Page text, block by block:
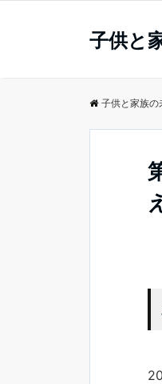
子供と
子供と家族の